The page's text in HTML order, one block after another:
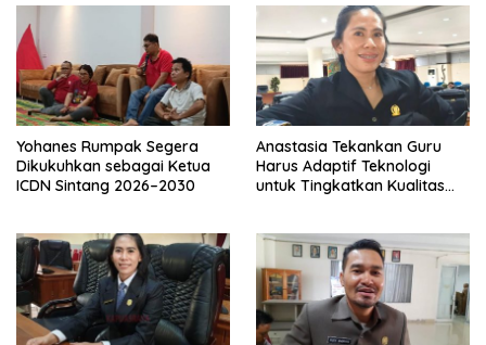
Yohanes Rumpak Segera
Dikukuhkan sebagai Ketua
ICDN Sintang 2026–2030
Anastasia Tekankan Guru
Harus Adaptif Teknologi
untuk Tingkatkan Kualitas